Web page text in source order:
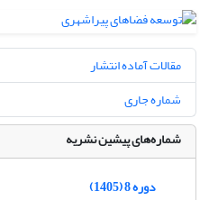
مقالات آماده انتشار
شماره جاری
شماره‌های پیشین نشریه
دوره 8 (1405)